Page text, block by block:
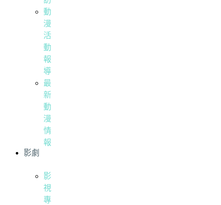
動
漫
活
動
報
導
最
新
動
漫
情
報
影劇
影
視
專